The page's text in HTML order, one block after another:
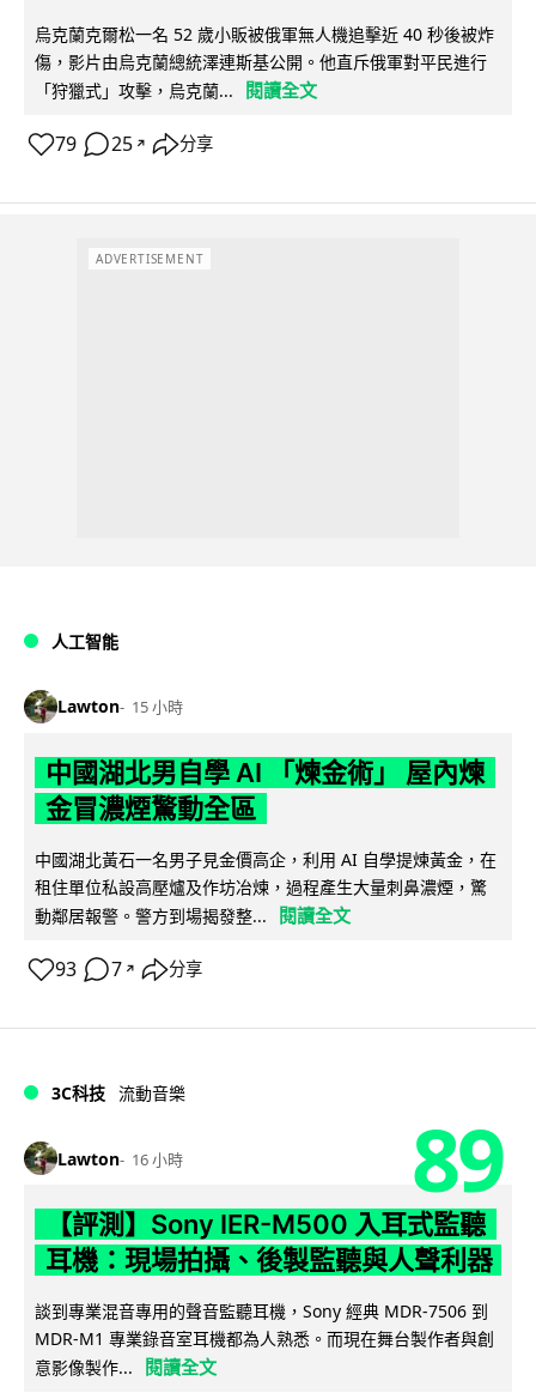
烏克蘭克爾松一名 52 歲小販被俄軍無人機追擊近 40 秒後被炸
傷，影片由烏克蘭總統澤連斯基公開。他直斥俄軍對平民進行
「狩獵式」攻擊，烏克蘭...
閱讀全文
79 25 ↗ 分享
ADVERTISEMENT
人工智能
Lawton 15 小時
中國湖北男自學 AI 「煉金術」 屋內煉
金冒濃煙驚動全區
中國湖北黃石一名男子見金價高企，利用 AI 自學提煉黃金，在
租住單位私設高壓爐及作坊冶煉，過程產生大量刺鼻濃煙，驚
動鄰居報警。警方到場揭發整...
閱讀全文
93 7 ↗ 分享
3C科技 流動音樂
Lawton 16 小時 89
【評測】Sony IER-M500 入耳式監聽
耳機：現場拍攝、後製監聽與人聲利器
談到專業混音專用的聲音監聽耳機，Sony 經典 MDR-7506 到
MDR-M1 專業錄音室耳機都為人熟悉。而現在舞台製作者與創
意影像製作...
閱讀全文